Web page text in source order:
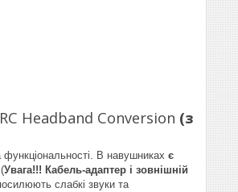
Headband Conversion (з
В навушниках є
Увага!!! Кабель-адаптер і зовнішній
слабкі звуки та